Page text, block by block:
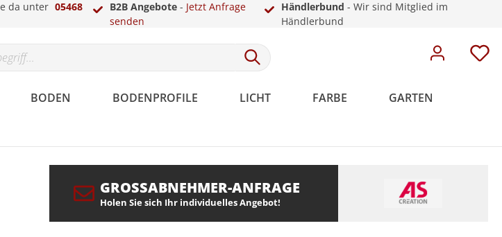
da unter 05468
B2B Angebote- Jetzt Anfrage
senden
Händlerbund - Wir sind Mitglied im
Händlerbund
BODEN BODENPROFILE LICHT FARBE GARTEN
Überstreichbar
Meistervlies
Meistervlies Pro
Malervlies
Fassade Rosetten Dekoration
Berliner /
Weiße Sockelleisten Kunststoff
Teppich
Treppenkantenprofile
LED Stuckleisten
GROSSABNEHMER-ANFRAGE
Holen Sie sich Ihr individuelles Angebot!